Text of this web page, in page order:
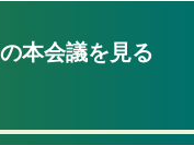
本会議を見る